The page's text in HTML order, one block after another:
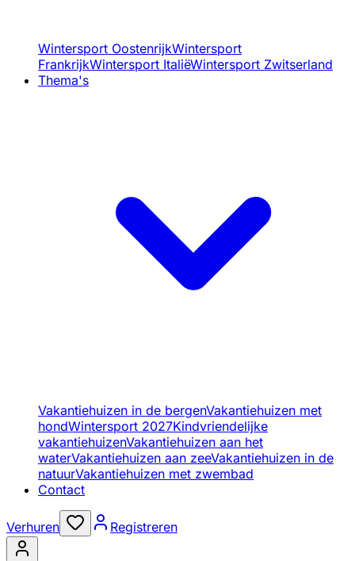
Wintersport OostenrijkWintersport
FrankrijkWintersport ItaliëWintersport Zwitserland
Thema's
Vakantiehuizen in de bergenVakantiehuizen met
hondWintersport 2027Kindvriendelijke
vakantiehuizenVakantiehuizen aan het
waterVakantiehuizen aan zeeVakantiehuizen in de
natuurVakantiehuizen met zwembad
Contact
Verhuren Registreren